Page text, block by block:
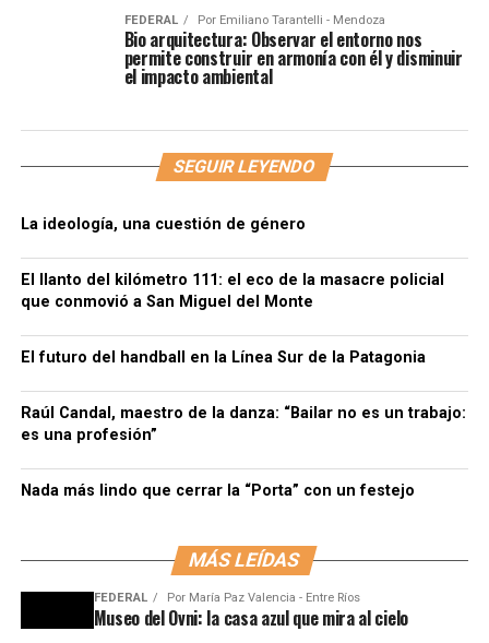
FEDERAL Por Emiliano Tarantelli - Mendoza
Bio arquitectura: Observar el entorno nos
permite construir en armonía con él y disminuir
el impacto ambiental
SEGUIR LEYENDO
La ideología, una cuestión de género
El llanto del kilómetro 111: el eco de la masacre policial
que conmovió a San Miguel del Monte
El futuro del handball en la Línea Sur de la Patagonia
Raúl Candal, maestro de la danza: “Bailar no es un trabajo:
es una profesión”
Nada más lindo que cerrar la “Porta” con un festejo
MÁS LEÍDAS
FEDERAL Por María Paz Valencia - Entre Ríos
Museo del Ovni: la casa azul que mira al cielo